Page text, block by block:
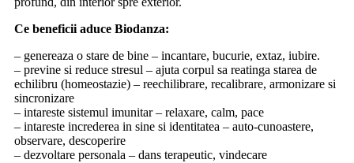
Ce beneficii aduce Biodanza:
– genereaza o stare de bine – incantare, bucurie, extaz, iubire.
– previne si reduce stresul – ajuta corpul sa reatinga starea de
echilibru (homeostazie) – reechilibrare, recalibrare, armonizare si
sincronizare
– intareste sistemul imunitar – relaxare, calm, pace
– intareste increderea in sine si identitatea – auto-cunoastere,
observare, descoperire
– dezvoltare personala – dans terapeutic, vindecare